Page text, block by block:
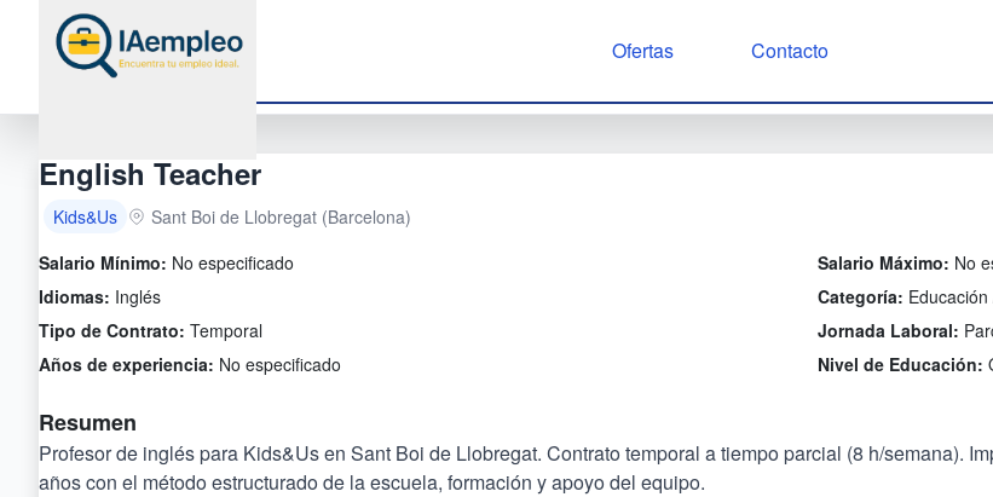
Ofertas Contacto
English Teacher
Kids&Us Sant Boi de Llobregat (Barcelona)
Salario Mínimo: No especificado Salario Máximo: No
Idiomas: Inglés Categoría:
Tipo de Contrato: Temporal Jornada Laboral:
Años de experiencia: No especificado Nivel de Educación:
Resumen
Profesor de inglés para Kids&Us en Sant Boi de Llobregat. Contrato temporal a tiempo parcial (8 h/semana).
años con el método estructurado de la escuela, formación y apoyo del equipo.